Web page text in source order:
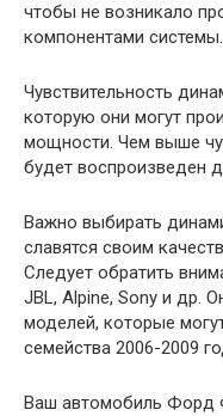
чтобы не возникало
компонентами системы.
Чувствительность
которую они могут
мощности. Чем выше
будет воспроизведен
Важно выбирать
славятся своим
Следует обратить
JBL, Alpine, Sony и др.
моделей, которые
семейства 2006-2009
Ваш автомобиль Форд